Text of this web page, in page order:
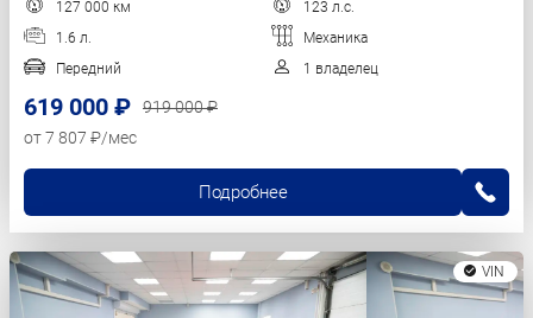
127 000 км
123 л.с.
1.6 л.
Механика
Передний
1 владелец
619 000 ₽
919 000 ₽
от 7 807 ₽/мес
Подробнее
VIN